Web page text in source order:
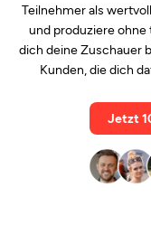
Teilnehmer als
und produziere
dich deine Zuschauer
Kunden, die dich
Jetzt